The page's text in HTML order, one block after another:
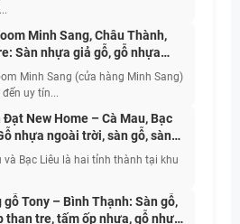
Minh Sang, Châu Thành,
Sàn nhựa giả gỗ, gỗ nhựa
tấm ốp than tre, tấm nhựa
Minh Sang (cửa hàng Minh Sang)
đến uy tín...
New Home – Cà Mau, Bạc
nhựa ngoài trời, sàn gỗ, sàn
ốp, sơn nước nội ngoại thất
và Bạc Liêu là hai tỉnh thành tại khu
gỗ Tony – Bình Thạnh: Sàn gỗ,
than tre, tấm ốp nhựa, gỗ nhựa